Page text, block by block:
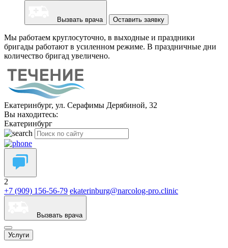
Вызвать врача Оставить заявку
Мы работаем круглосуточно, в выходные и праздники
бригады работают в усиленном режиме. В праздничные дни
количество бригад увеличено.
Екатеринбург, ул. Серафимы Дерябиной, 32
Вы находитесь:
Екатеринбург
2
+7 (909) 156-56-79 ekaterinburg@narcolog-pro.clinic
Вызвать врача
Услуги